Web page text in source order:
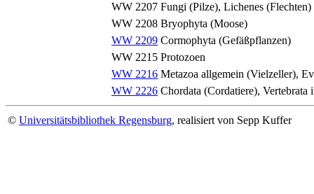
WW 2207 Fungi (Pilze), Lichenes (Flechten)
WW 2208 Bryophyta (Moose)
WW 2209 Cormophyta (Gefäßpflanzen)
WW 2215 Protozoen
WW 2216 Metazoa allgemein (Vielzeller),
WW 2226 Chordata (Cordatiere),
© Universitätsbibliothek Regensburg, realisiert von Sepp Kuffer